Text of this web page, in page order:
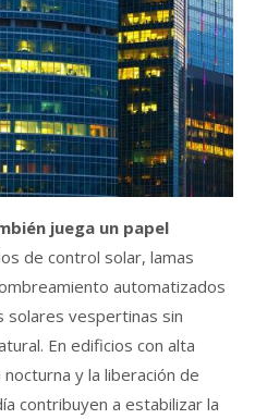
juega un papel
de control solar, lamas
automatizados
solares vespertinas sin
En edificios con alta
y la liberación de
contribuyen a estabilizar la